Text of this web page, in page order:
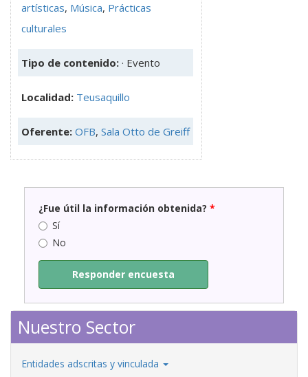
artísticas, Música, Prácticas
culturales
Tipo de contenido: · Evento
Localidad: Teusaquillo
Oferente: OFB, Sala Otto de Greiff
¿Fue útil la información obtenida? *
Sí
No
Responder encuesta
Nuestro Sector
Entidades adscritas y vinculada